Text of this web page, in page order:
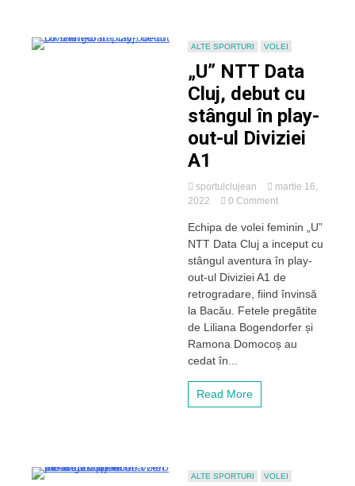
ALTE SPORTURI VOLEI
„U” NTT Data
Cluj, debut cu
stângul în play-
out-ul Diviziei
A1
sportulclujean
martie 16,
2022
0 Commenton
NTT
Data
Cluj,
debut
stângul
în
play-
out-
Echipa de volei feminin „U”
NTT Data Cluj a inceput cu
stângul aventura în play-
out-ul Diviziei A1 de
retrogradare, fiind învinsă
la Bacău. Fetele pregătite
de Liliana Bogendorfer și
Ramona Domocoș au
cedat în...
Read More
ALTE SPORTURI VOLEI